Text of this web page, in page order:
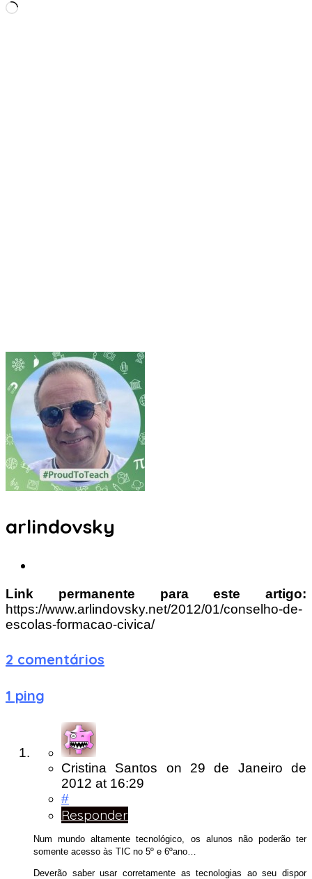
Loading…
arlindovsky
Link permanente para este artigo:
https://www.arlindovsky.net/2012/01/conselho-de-
escolas-formacao-civica/
2 comentários
1 ping
Cristina Santos on 29 de Janeiro de
2012 at 16:29
#
Responder
Num mundo altamente tecnológico, os alunos não poderão ter
somente acesso às TIC no 5º e 6ºano…
Deverão saber usar corretamente as tecnologias ao seu dispor